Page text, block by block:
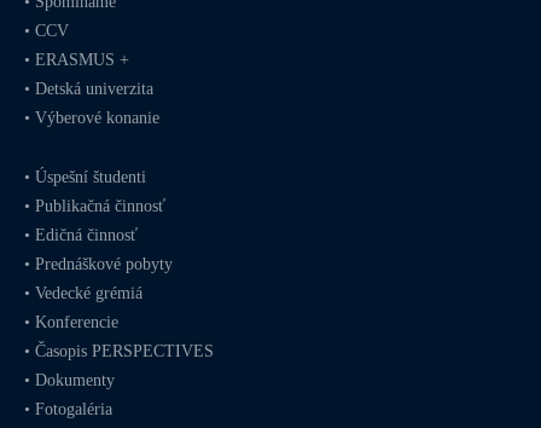
•CCV
•ERASMUS +
•Detská univerzita
•Výberové konanie
•Úspešní študenti
•Publikačná činnosť
•Edičná činnosť
•Prednáškové pobyty
•Vedecké grémiá
•Konferencie
• Časopis PERSPECTIVES
•Dokumenty
•Fotogaléria